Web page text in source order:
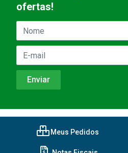
ofertas!
Meus Pedidos